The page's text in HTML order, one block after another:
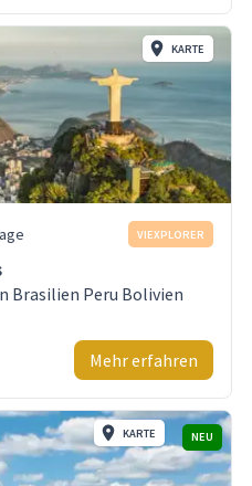
KARTE
VIEXPLORER
Brasilien Peru Bolivien
Mehr erfahren
KARTE NEU